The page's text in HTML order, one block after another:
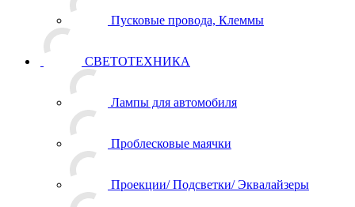
Пусковые провода, Клеммы
СВЕТОТЕХНИКА
Лампы для автомобиля
Проблесковые маячки
Проекции/ Подсветки/ Эквалайзеры